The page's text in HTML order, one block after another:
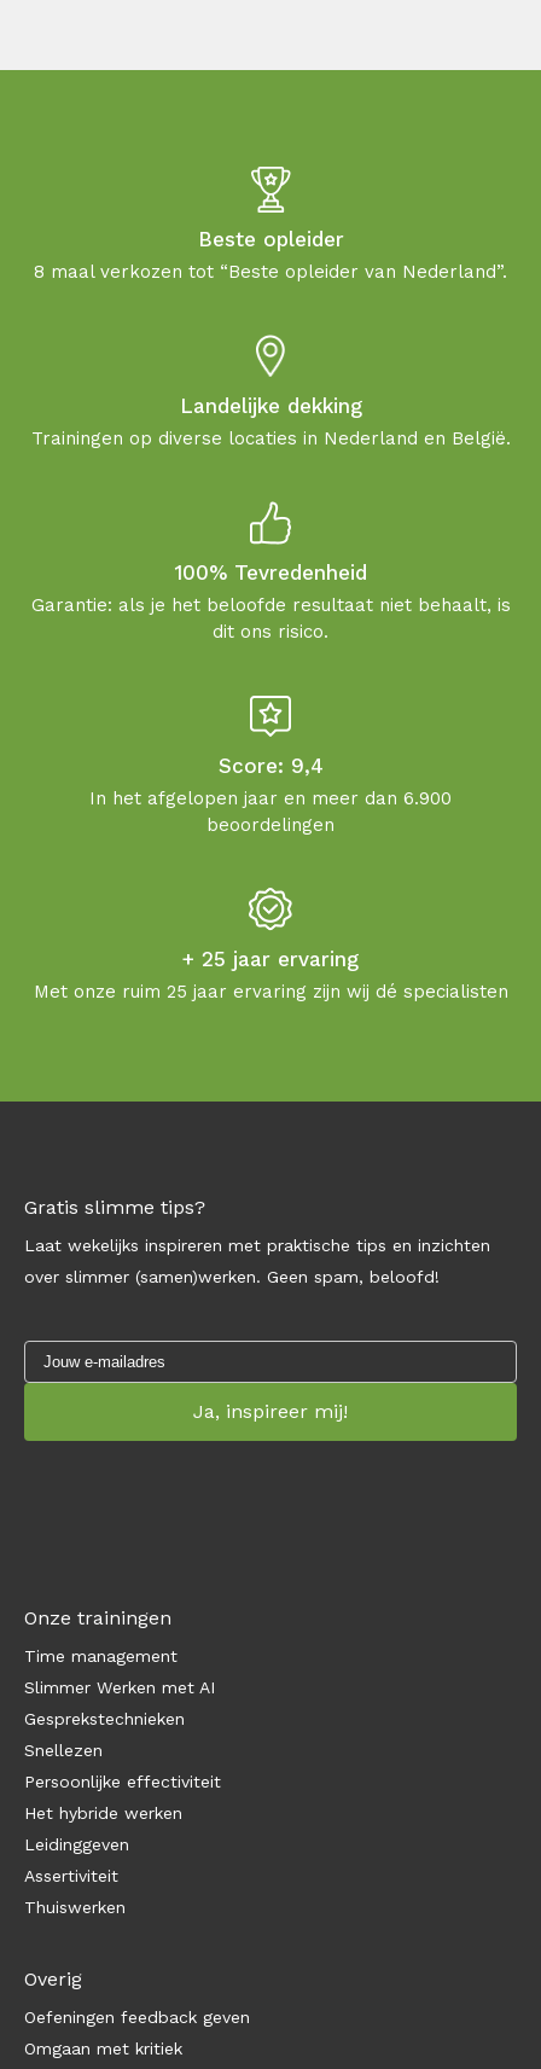
Beste opleider
8 maal verkozen tot “Beste opleider van Nederland”.
Landelijke dekking
Trainingen op diverse locaties in Nederland en België.
100% Tevredenheid
Garantie: als je het beloofde resultaat niet behaalt, is
dit ons risico.
Score: 9,4
In het afgelopen jaar en meer dan 6.900
beoordelingen
+ 25 jaar ervaring
Met onze ruim 25 jaar ervaring zijn wij dé specialisten
Gratis slimme tips?
Laat wekelijks inspireren met praktische tips en inzichten
over slimmer (samen)werken. Geen spam, beloofd!
Onze trainingen
Time management
Slimmer Werken met AI
Gesprekstechnieken
Snellezen
Persoonlijke effectiviteit
Het hybride werken
Leidinggeven
Assertiviteit
Thuiswerken
Overig
Oefeningen feedback geven
Omgaan met kritiek